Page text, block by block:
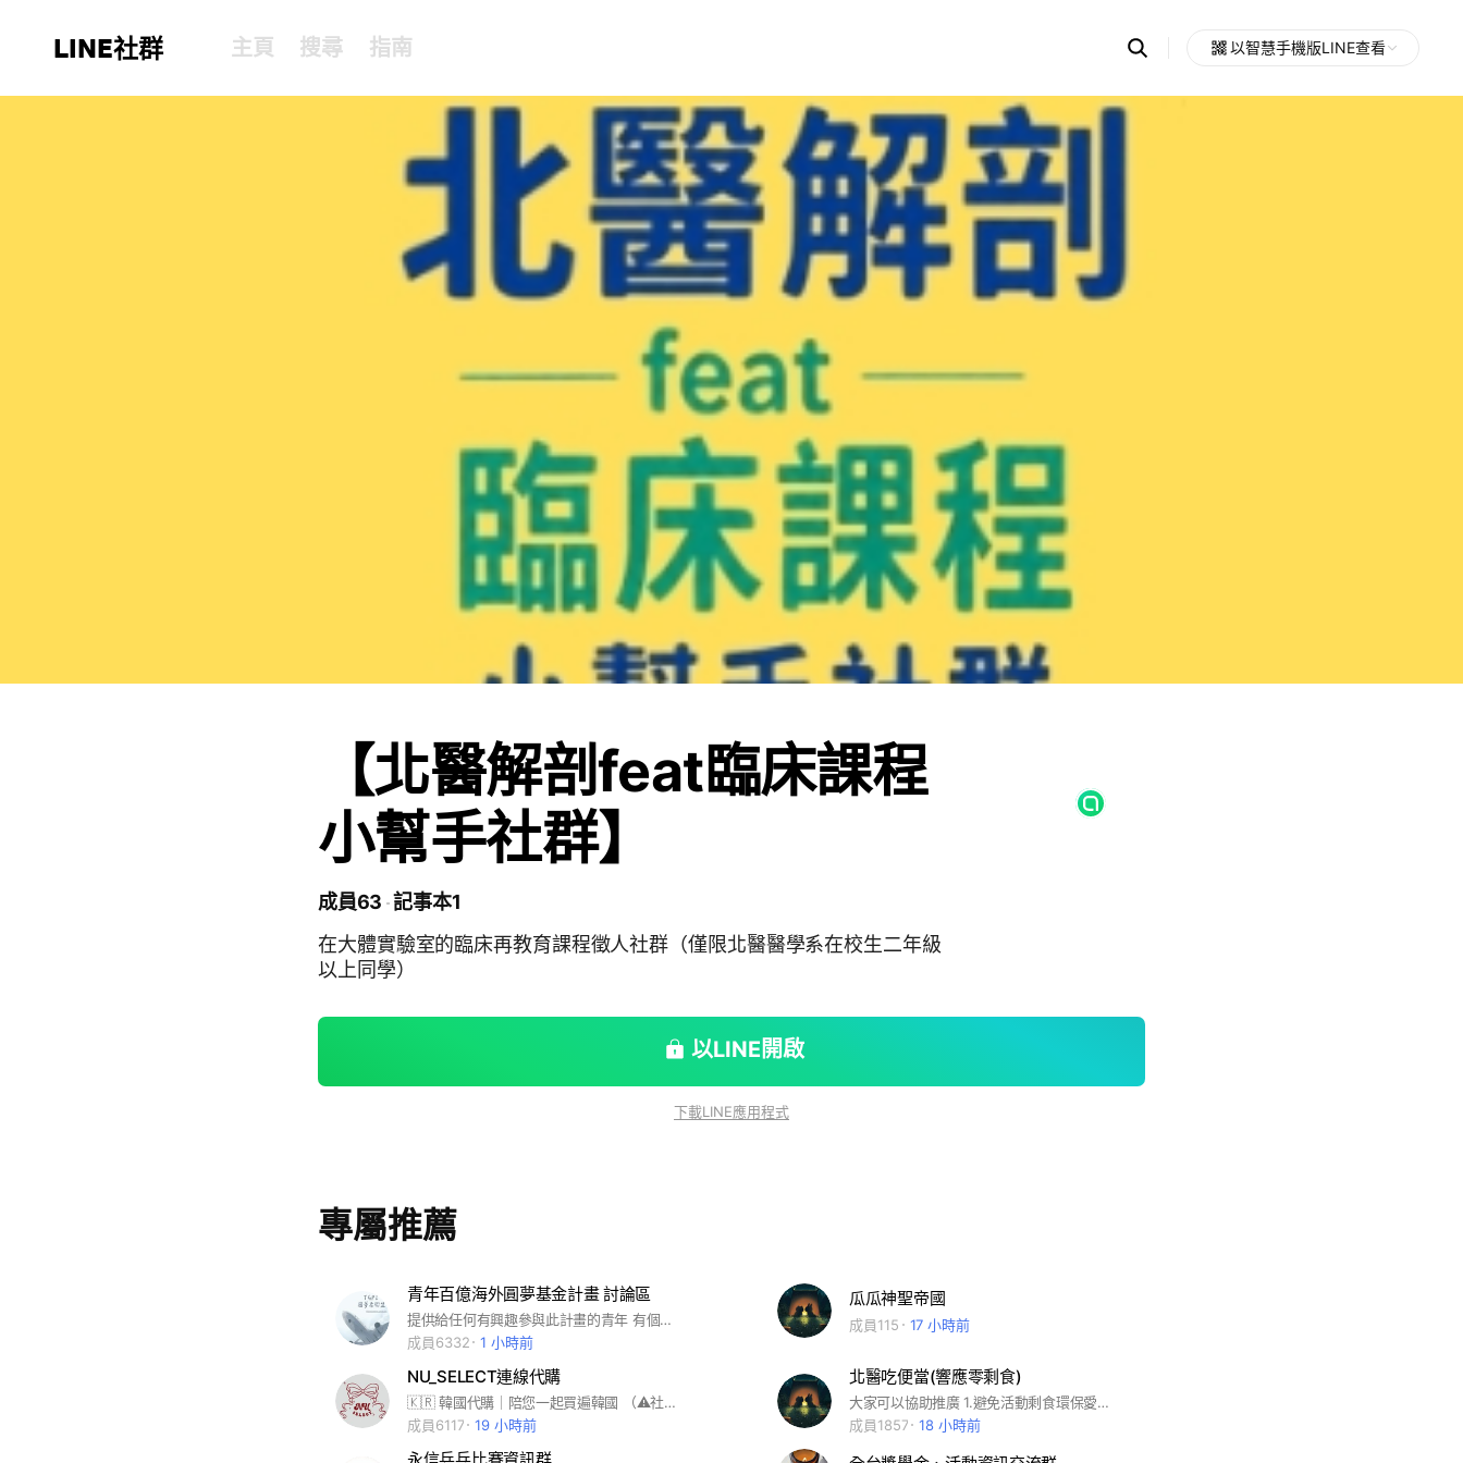
LINE社群 主頁 搜尋 指南 Search
OpenChats
messages
search
以智慧手機版LINE查看
【北醫解剖feat臨床課程
小幫手社群】
成員63 記事本1
在大體實驗室的臨床再教育課程徵人社群（僅限北醫醫學系在校生二年級
以上同學）
以LINE開啟
下載LINE應用程式
專屬推薦
青年百億海外圓夢基金計畫 討論區
提供給任何有興趣參與此計畫的青年 有個能夠發問&提供意見之平台
成員6332
1 小時前
瓜瓜神聖帝國
成員115 17 小時前
NU_SELECT連線代購
🇰🇷 韓國代購｜陪您一起買遍韓國 （⚠️社群推出後無法再次加入）
成員6117
19 小時前
北醫吃便當(響應零剩食)
大家可以協助推廣 1.避免活動剩食環保愛地球 2.發完便當請務必在群組上說發完了，避免同學白跑一趟 3.只提供北醫校內合法活動發文，如果是校外的廣告文一律刪除強制退群 4.為避免是來投廣告的，請留下學系/學號，教職員留下單位/員編 113.03.25成立
成員1857
18 小時前